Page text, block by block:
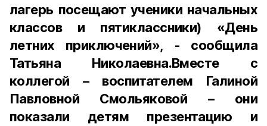
лагерь посещают ученики начальных
классов и пятиклассники) «День
летних приключений», - сообщила
Татьяна Николаевна.Вместе с
коллегой – воспитателем Галиной
Павловной Смольяковой – они
показали детям презентацию и